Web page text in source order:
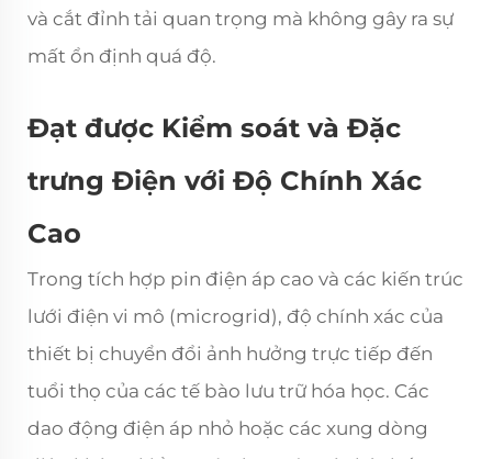
và cắt đỉnh tải quan trọng mà không gây ra sự
mất ổn định quá độ.
Đạt được Kiểm soát và Đặc
trưng Điện với Độ Chính Xác
Cao
Trong tích hợp pin điện áp cao và các kiến trúc
lưới điện vi mô (microgrid), độ chính xác của
thiết bị chuyển đổi ảnh hưởng trực tiếp đến
tuổi thọ của các tế bào lưu trữ hóa học. Các
dao động điện áp nhỏ hoặc các xung dòng